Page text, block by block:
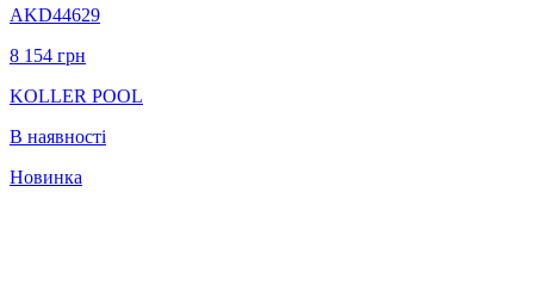
AKD44629
8 154 грн
KOLLER POOL
В наявності
Новинка